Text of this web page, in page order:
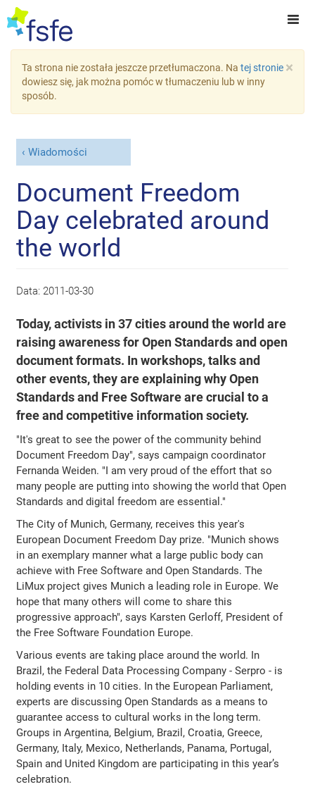
×
Ta strona nie została jeszcze przetłumaczona. Na tej stronie
dowiesz się, jak można pomóc w tłumaczeniu lub w inny
sposób.
Wiadomości
Document Freedom
Day celebrated around
the world
Data: 2011-03-30
Today, activists in 37 cities around the world are
raising awareness for Open Standards and open
document formats. In workshops, talks and
other events, they are explaining why Open
Standards and Free Software are crucial to a
free and competitive information society.
"It's great to see the power of the community behind
Document Freedom Day", says campaign coordinator
Fernanda Weiden. "I am very proud of the effort that so
many people are putting into showing the world that Open
Standards and digital freedom are essential."
The City of Munich, Germany, receives this year's
European Document Freedom Day prize. "Munich shows
in an exemplary manner what a large public body can
achieve with Free Software and Open Standards. The
LiMux project gives Munich a leading role in Europe. We
hope that many others will come to share this
progressive approach", says Karsten Gerloff, President of
the Free Software Foundation Europe.
Various events are taking place around the world. In
Brazil, the Federal Data Processing Company - Serpro - is
holding events in 10 cities. In the European Parliament,
experts are discussing Open Standards as a means to
guarantee access to cultural works in the long term.
Groups in Argentina, Belgium, Brazil, Croatia, Greece,
Germany, Italy, Mexico, Netherlands, Panama, Portugal,
Spain and United Kingdom are participating in this year’s
celebration.